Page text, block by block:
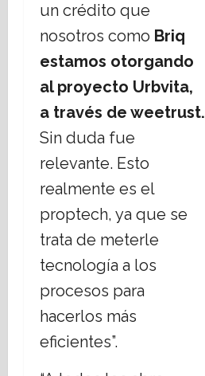
un crédito que
nosotros como Briq
estamos otorgando
al proyecto Urbvita,
a través de weetrust.
Sin duda fue
relevante. Esto
realmente es el
proptech, ya que se
trata de meterle
tecnología a los
procesos para
hacerlos más
eficientes”.